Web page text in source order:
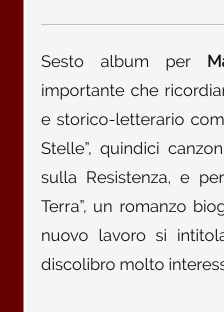
Sesto album per
importante che
e storico-letterario
Stelle”, quindici
sulla Resistenza, e
Terra”, un romanzo
nuovo lavoro si
discolibro molto